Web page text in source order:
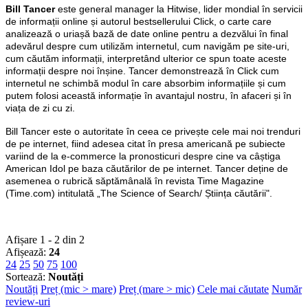
Bill Tancereste general manager la Hitwise, lider mondial în servicii
de informații online și autorul bestsellerului Click, o carte care
analizează o uriașă bază de date online pentru a dezvălui în final
adevărul despre cum utilizăm internetul, cum navigăm pe site-uri,
cum căutăm informații, interpretând ulterior ce spun toate aceste
informații despre noi înșine. Tancer demonstrează în Click cum
internetul ne schimbă modul în care absorbim informațiile și cum
putem folosi această informație în avantajul nostru, în afaceri și în
viața de zi cu zi.
Bill Tancer este o autoritate în ceea ce privește cele mai noi trenduri
de pe internet, fiind adesea citat în presa americană pe subiecte
variind de la e-commerce la pronosticuri despre cine va câștiga
American Idol pe baza căutărilor de pe internet. Tancer deține de
asemenea o rubrică săptămânală în revista Time Magazine
(Time.com) intitulată „The Science of Search/ Știința căutării".
Afișare 1 - 2 din 2
Afișează: 24
24 25 50 75 100
Sortează: Noutăți
Noutăți Preț (mic > mare) Preț (mare > mic) Cele mai căutate Număr
review-uri